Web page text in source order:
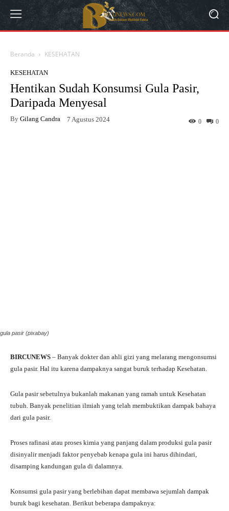
Beranda KESEHATAN
KESEHATAN
Hentikan Sudah Konsumsi Gula Pasir,
Daripada Menyesal
By Gilang Candra 7 Agustus 2024 0
0
gula pasir (pixabay)
BIRCUNEWS – Banyak dokter dan ahli gizi yang melarang mengonsumsi
gula pasir. Hal itu karena dampaknya sangat buruk terhadap Kesehatan.
Gula pasir sebetulnya bukanlah makanan yang ramah untuk Kesehatan
tubuh. Banyak penelitian ilmiah yang telah membuktikan dampak bahaya
dari gula pasir.
Proses rafinasi atau proses kimia yang panjang dalam produksi gula pasir
disinyalir menjadi faktor penyebab kenapa gula ini harus dihindari,
disamping kandungan gula di dalamnya.
Konsumsi gula pasir yang berlebihan dapat membawa sejumlah dampak
buruk bagi kesehatan. Berikut beberapa dampaknya: